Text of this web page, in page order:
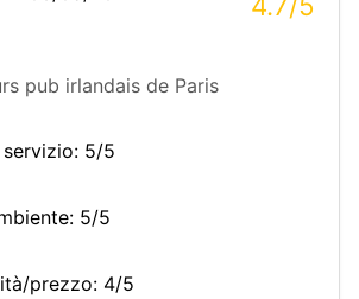
pub irlandais de Paris
5/5
5/5
prezzo: 4/5